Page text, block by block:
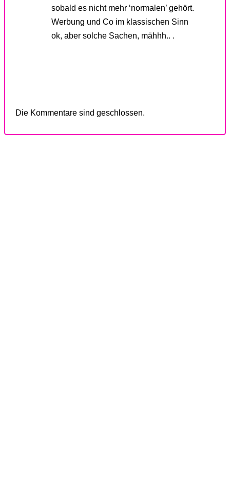
sobald es nicht mehr ‘normalen’ gehört.
Werbung und Co im klassischen Sinn
ok, aber solche Sachen, mähhh.. .
Die Kommentare sind geschlossen.